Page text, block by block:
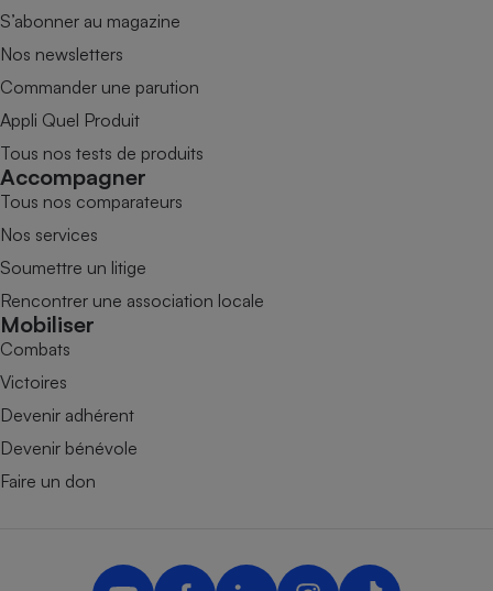
S’abonner au magazine
Nos newsletters
Commander une parution
Appli Quel Produit
Tous nos tests de produits
Accompagner
Tous nos comparateurs
Nos services
Soumettre un litige
Rencontrer une association locale
Mobiliser
Combats
Victoires
Devenir adhérent
Devenir bénévole
Faire un don